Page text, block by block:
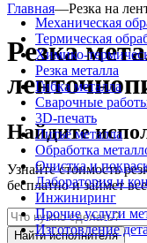
Механическая
Термическая
Химико-
Резка металла
Гибка металла
Сварочные
3D-печать
Литьё металла
Обработка
Очистка и
Лаборатория и
Инжиниринг
Прочие услуги
Изготовление
Главная—Резка на
Резка
Найдите
Узнайте стоимость
бесплатно и займет
Найти исполнителя